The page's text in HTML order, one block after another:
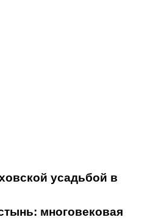
усадьбой в
многовековая